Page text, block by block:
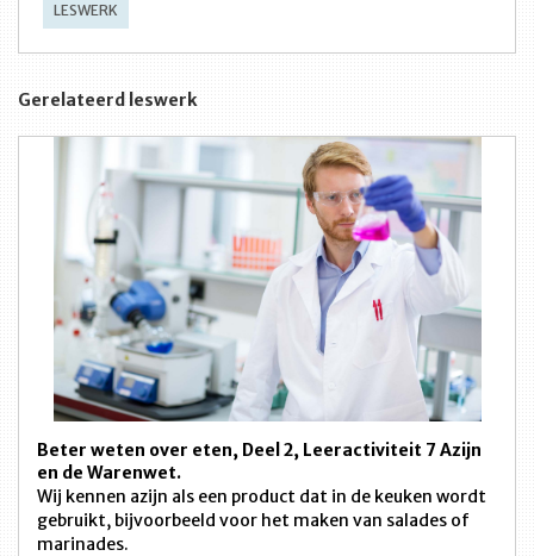
LESWERK
Gerelateerd leswerk
Beter weten over eten, Deel 2, Leeractiviteit 7 Azijn
en de Warenwet.
Wij kennen azijn als een product dat in de keuken wordt
gebruikt, bijvoorbeeld voor het maken van salades of
marinades.